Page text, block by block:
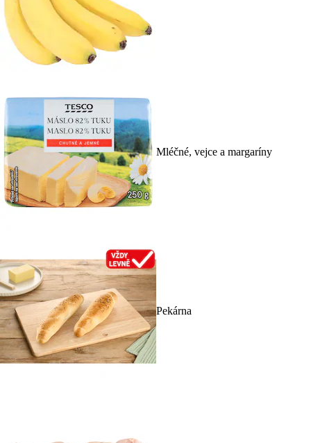
Mléčné, vejce a margaríny
Pekárna